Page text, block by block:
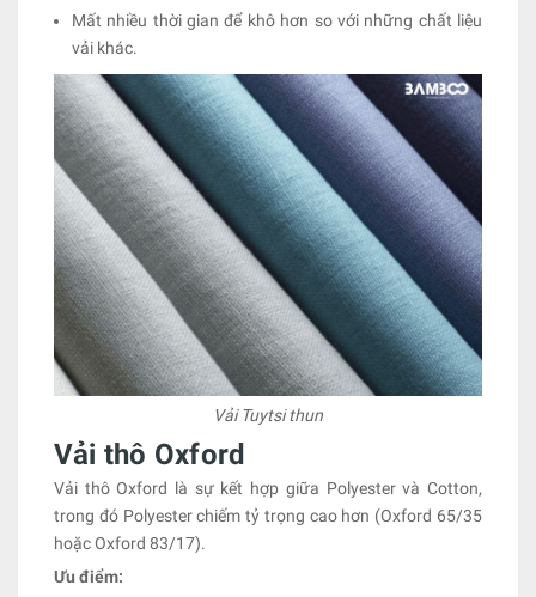
Mất nhiều thời gian để khô hơn so với những chất liệu
vải khác.
Vải Tuytsi thun
Vải thô Oxford
Vải thô Oxford là sự kết hợp giữa Polyester và Cotton,
trong đó Polyester chiếm tỷ trọng cao hơn (Oxford 65/35
hoặc Oxford 83/17).
Ưu điểm: